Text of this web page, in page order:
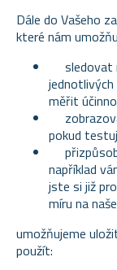
Dále do Vašeho
které nám
sledovat
měřit
pokud
například
jste si již
míru na
umožňujeme
použít: